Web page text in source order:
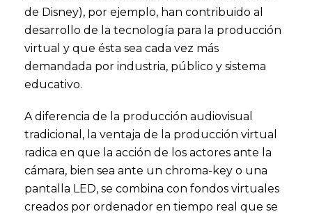
de Disney), por ejemplo, han contribuido al
desarrollo de la tecnología para la producción
virtual y que ésta sea cada vez más
demandada por industria, público y sistema
educativo.
A diferencia de la producción audiovisual
tradicional, la ventaja de la producción virtual
radica en que la acción de los actores ante la
cámara, bien sea ante un chroma-key o una
pantalla LED, se combina con fondos virtuales
creados por ordenador en tiempo real que se